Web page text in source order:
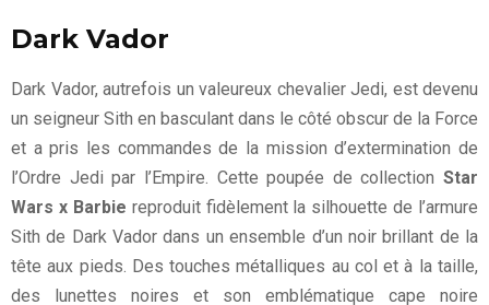
Dark Vador
Dark Vador, autrefois un valeureux chevalier Jedi, est devenu
un seigneur Sith en basculant dans le côté obscur de la Force
et a pris les commandes de la mission d’extermination de
l’Ordre Jedi par l’Empire. Cette poupée de collection Star
Wars x Barbie reproduit fidèlement la silhouette de l’armure
Sith de Dark Vador dans un ensemble d’un noir brillant de la
tête aux pieds. Des touches métalliques au col et à la taille,
des lunettes noires et son emblématique cape noire